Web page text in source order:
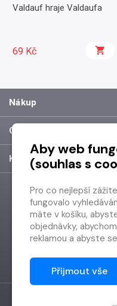
Valdauf hraje Valdaufa
69 Kč
Nákup
O společnosti
Kontakt
Aby web
(souhlas s
Pro co nejlepší
fungovalo
máte v košíku,
objednávky,
reklamou a abyste
Proto od vás
zpracováním
Přijmout vše